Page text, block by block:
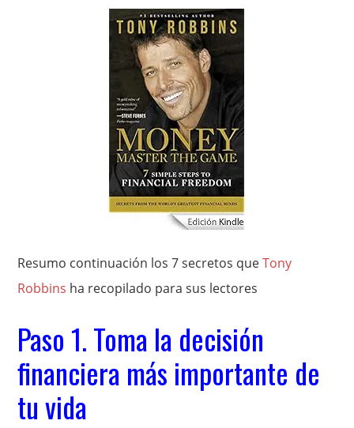
Resumo continuación los 7 secretos queTony
Robbins ha recopilado para sus lectores
Paso 1. Toma la decisión
financiera más importante de
tu vida